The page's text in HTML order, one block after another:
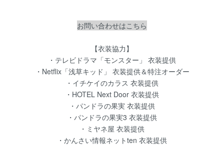
お問い合わせはこちら
【衣装協力】
・テレビドラマ「モンスター」 衣装提供
・Netflix「浅草キッド」 衣装提供＆特注オーダー
・イチケイのカラス 衣装提供
・HOTEL Next Door 衣装提供
・パンドラの果実 衣装提供
・パンドラの果実3 衣装提供
・ミヤネ屋 衣装提供
・かんさい情報ネットten 衣装提供